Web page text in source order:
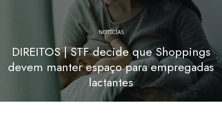
NOTÍCIAS
DIREITOS | STF decide que Shoppings
devem manter espaço para empregadas
lactantes